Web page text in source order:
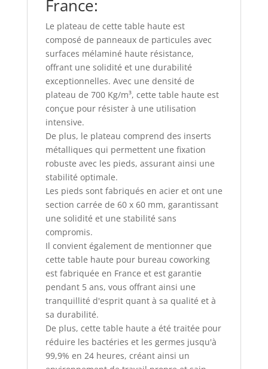
France:
Le plateau de cette table haute est
composé de panneaux de particules avec
surfaces mélaminé haute résistance,
offrant une solidité et une durabilité
exceptionnelles. Avec une densité de
plateau de 700 Kg/m³, cette table haute est
conçue pour résister à une utilisation
intensive.
De plus, le plateau comprend des inserts
métalliques qui permettent une fixation
robuste avec les pieds, assurant ainsi une
stabilité optimale.
Les pieds sont fabriqués en acier et ont une
section carrée de 60 x 60 mm, garantissant
une solidité et une stabilité sans
compromis.
Il convient également de mentionner que
cette table haute pour bureau coworking
est fabriquée en France et est garantie
pendant 5 ans, vous offrant ainsi une
tranquillité d'esprit quant à sa qualité et à
sa durabilité.
De plus, cette table haute a été traitée pour
réduire les bactéries et les germes jusqu'à
99,9% en 24 heures, créant ainsi un